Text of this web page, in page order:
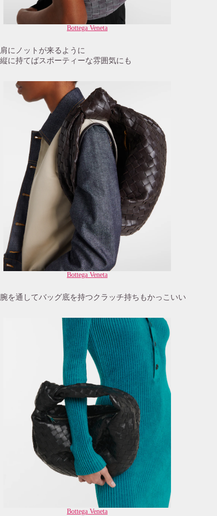
Bottega Veneta
肩にノットが来るように
縦に持てばスポーティーな雰囲気にも
Bottega Veneta
腕を通してバッグ底を持つクラッチ持ちもかっこいい
Bottega Veneta